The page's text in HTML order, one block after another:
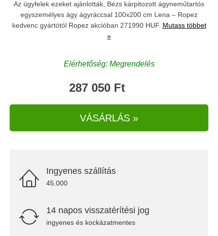
Az ügyfelek ezeket ajánlották, Bézs kárpitozott ágyneműtartós
egyszemélyes ágy ágyráccsal 100x200 cm Lena – Ropez
kedvenc gyártótól Ropezakcióban 271990 HUF. Mutass többet
»
Elérhetőség: Megrendelés
287 050 Ft
VÁSÁRLÁS »
Ingyenes szállítás
45.000
14 napos visszatérítési jog
ingyenes és kockázatmentes